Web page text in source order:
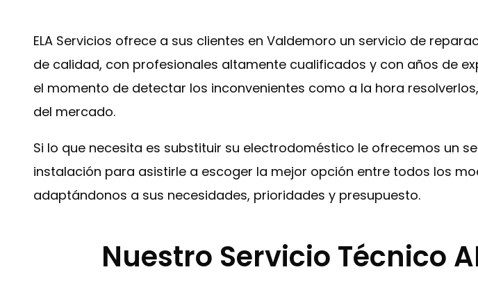
ELA Servicios ofrece a sus clientes en Valdemoro un servicio de
de calidad, con profesionales altamente cualificados y con años de
el momento de detectar los inconvenientes como a la hora
del mercado.
Si lo que necesita es substituir su electrodoméstico le ofrecemos un
instalación para asistirle a escoger la mejor opción entre todos los
adaptándonos a sus necesidades, prioridades y presupuesto.
Nuestro Servicio Técnico